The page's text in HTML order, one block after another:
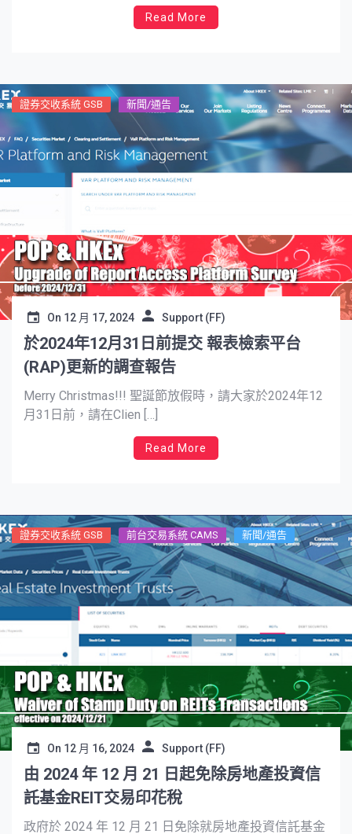
Read More
證券交收系統 GSB 新聞/通告
On 12 月 17, 2024 Support (FF)
於2024年12月31日前提交 報表檢索平台
(RAP)更新的調查報告
Merry Christmas!!! 聖誕節放假時，請大家於2024年12
月31日前，請在Clien […]
Read More
證券交收系統 GSB 前台交易系統 CAMS 新聞/通告
On 12 月 16, 2024 Support (FF)
由 2024 年 12 月 21 日起免除房地產投資信
託基金REIT交易印花稅
政府於 2024 年 12 月 21 日免除就房地產投資信託基金